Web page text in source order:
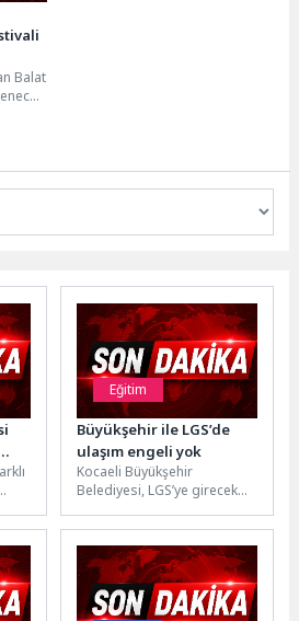
Balat
Eğitim
Büyükşehir ile LGS’de
ulaşım engeli yok
Kocaeli Büyükşehir
Belediyesi, LGS’ye girecek
görevlilerinin ulaşımını
kolaylaştırmak amacıyla
toplu taşıma hizmetlerini...